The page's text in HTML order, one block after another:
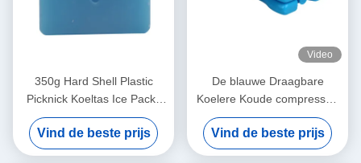
350g Hard Shell Plastic
Picknick Koeltas Ice Packs
Vriezer Ice Bricks
Vind de beste prijs
Video
De blauwe Draagbare
Koelere Koude compressen
van het het Pak Opnieuw te
gebruiken Freezable Gel van
het Zakijs
Vind de beste prijs